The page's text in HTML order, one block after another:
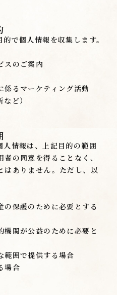
で個人情報を収集します。
スのご案内
係るマーケティング活動
ど）
人情報は、上記目的の範囲
の同意を得ることなく、
はありません。ただし、以
の保護のために必要とする
機関が公益のために必要と
範囲で提供する場合
場合